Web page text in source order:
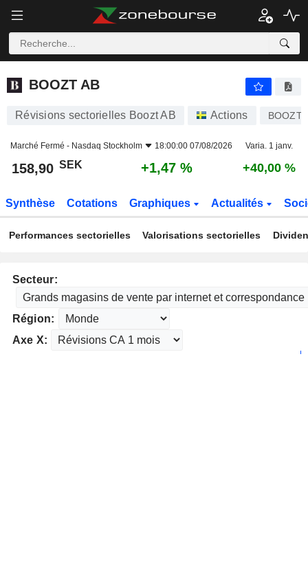
BOOZT AB +1,47 %
BOOZT AB
Révisions sectorielles Boozt AB Actions BOOZT
Marché Fermé - Nasdaq Stockholm 18:00:00 07/08/2026 Varia. 1 janv.
158,90 SEK +1,47 % +40,00 %
Synthèse Cotations Graphiques Actualités
Performances sectorielles Valorisations sectorielles
Secteur:
Région:
Axe X: